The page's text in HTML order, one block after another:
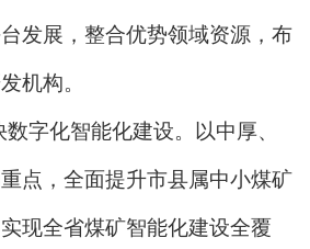
发展，整合优势领域资源，布
机构。
数字化智能化建设。以中厚、
点，全面提升市县属中小煤矿
现全省煤矿智能化建设全覆